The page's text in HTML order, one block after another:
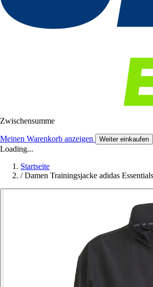
Zwischensumme
Meinen Warenkorb anzeigen Weiter einkaufen
Loading...
Startseite
/ Damen Trainingsjacke adidas